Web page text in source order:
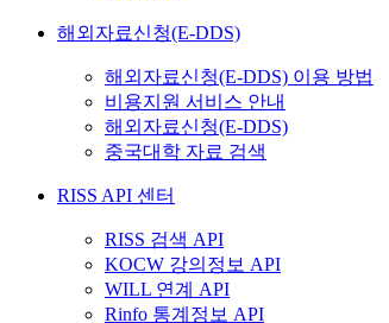
해외자료신청(E-DDS)
해외자료신청(E-DDS) 이용 방법
비용지원 서비스 안내
해외자료신청(E-DDS)
중국대학 자료 검색
RISS API 센터
RISS 검색 API
KOCW 강의정보 API
WILL 연계 API
Rinfo 통계정보 API